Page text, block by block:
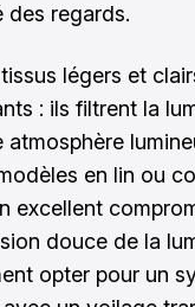
des regards.
légers et
: ils filtrent la
atmosphère
en lin ou
excellent
douce de la
opter pour un